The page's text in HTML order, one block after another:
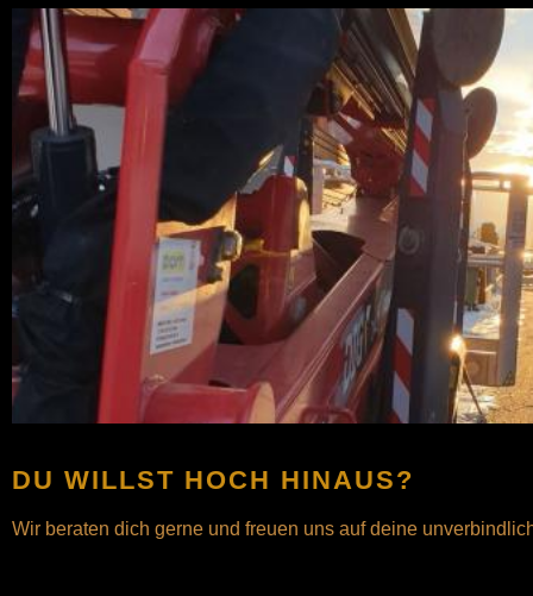
DU WILLST HOCH HINAUS?
Wir beraten dich gerne und freuen uns auf deine